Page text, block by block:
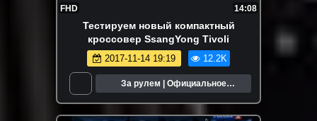
FHD 14:08
Тестируем новый компактный
кроссовер SsangYong Tivoli
2017-11-14 19:19 12.2K
За рулем | Официальное
сообщество